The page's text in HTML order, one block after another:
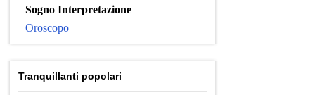
Sogno Interpretazione
Oroscopo
Tranquillanti popolari